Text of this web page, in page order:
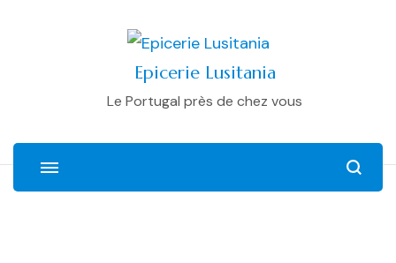
Epicerie Lusitania
Le Portugal près de chez vous